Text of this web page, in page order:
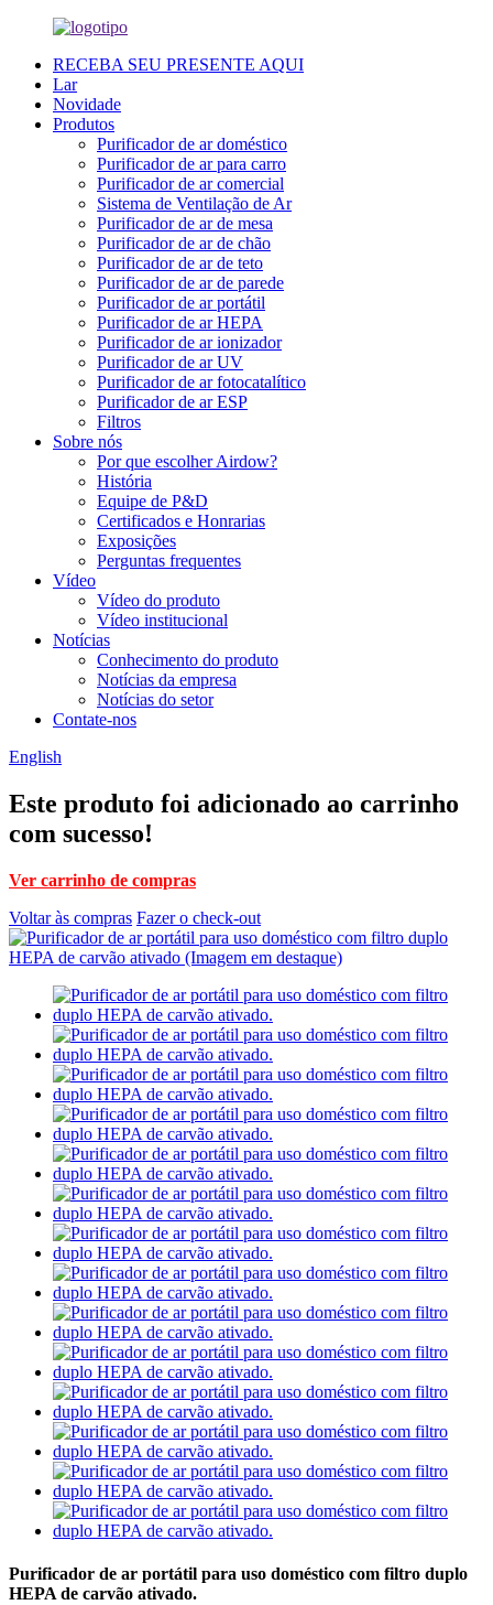
RECEBA SEU PRESENTE AQUI
Lar
Novidade
Produtos
Purificador de ar doméstico
Purificador de ar para carro
Purificador de ar comercial
Sistema de Ventilação de Ar
Purificador de ar de mesa
Purificador de ar de chão
Purificador de ar de teto
Purificador de ar de parede
Purificador de ar portátil
Purificador de ar HEPA
Purificador de ar ionizador
Purificador de ar UV
Purificador de ar fotocatalítico
Purificador de ar ESP
Filtros
Sobre nós
Por que escolher Airdow?
História
Equipe de P&D
Certificados e Honrarias
Exposições
Perguntas frequentes
Vídeo
Vídeo do produto
Vídeo institucional
Notícias
Conhecimento do produto
Notícias da empresa
Notícias do setor
Contate-nos
English
Este produto foi adicionado ao carrinho
com sucesso!
Ver carrinho de compras
Voltar às compras Fazer o check-out
Purificador de ar portátil para uso doméstico com filtro duplo
HEPA de carvão ativado.